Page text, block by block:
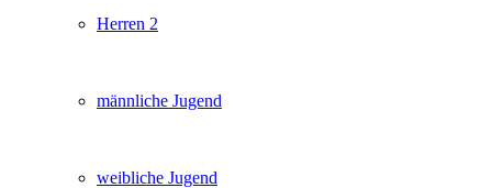
Herren 2
männliche Jugend
weibliche Jugend